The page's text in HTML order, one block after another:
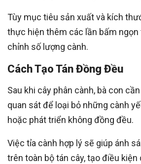
Tùy mục tiêu sản xuất và kích
thực hiện thêm các lần bấm
chỉnh số lượng cành.
Cách Tạo Tán Đồng Đều
Sau khi cây phân cành, bà con
quan sát để loại bỏ những cành
hoặc phát triển không đồng đều.
Việc tỉa cành hợp lý sẽ giúp ánh
trên toàn bộ tán cây, tạo điều